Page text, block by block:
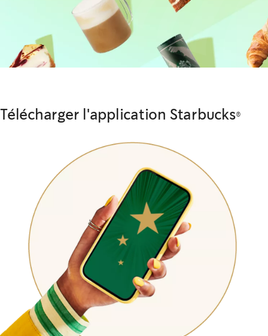
Télécharger l'application Starbucks®